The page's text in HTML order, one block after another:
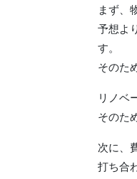
まず、
予想よ
す。
そのた
リノベ
そのた
次に、
打ち合